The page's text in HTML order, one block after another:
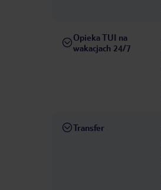
Opieka TUI na
wakacjach 24/7
Transfer